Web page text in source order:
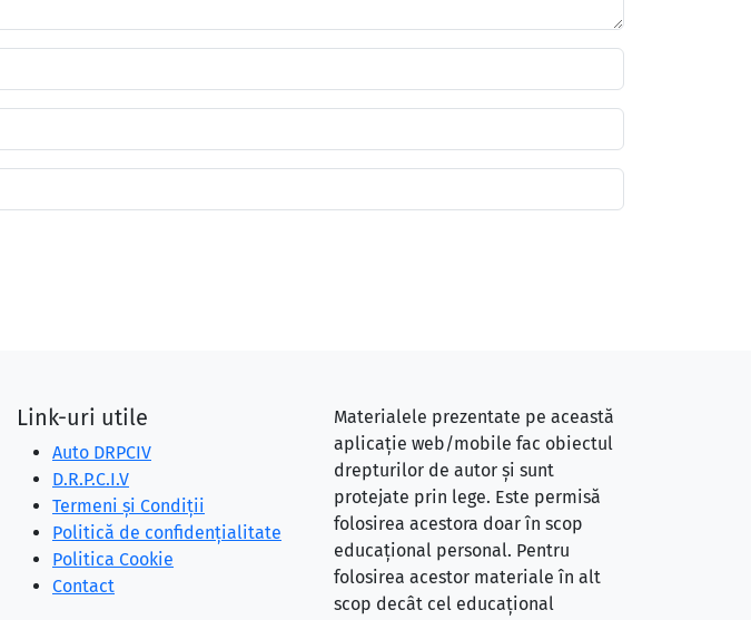
Link-uri utile
Auto DRPCIV
D.R.P.C.I.V
Termeni și Condiții
Politică de confidențialitate
Politica Cookie
Contact
Materialele prezentate pe această
aplicație web/mobile fac obiectul
drepturilor de autor și sunt
protejate prin lege. Este permisă
folosirea acestora doar în scop
educațional personal. Pentru
folosirea acestor materiale în alt
scop decât cel educațional